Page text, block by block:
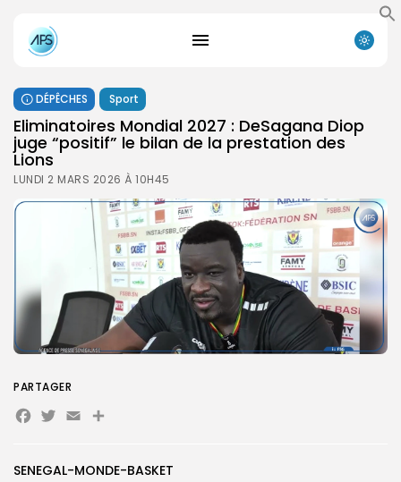
for:
DÉPÊCHES Sport
Eliminatoires Mondial 2027 : DeSagana Diop
juge “positif” le bilan de la prestation des
Lions
LUNDI 2 MARS 2026 À 10H45
SENEGAL-MONDE-BASKET
PARTAGER
Facebook
Twitter
EmailPartager